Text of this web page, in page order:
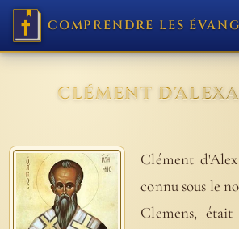
COMPRENDRE LES
CLÉMENT
Clément
connu sous le
Clemens,